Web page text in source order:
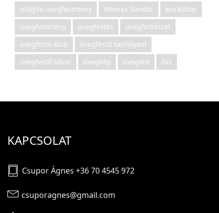
világító üvegfestmény
Weöres Sándor
workshop
üvegfestmény
üvegfestés
üvegfestészet
üvegfestő klub
üvegfestő tanfolyam
üvegfestő tábor
üvegkép üvegóra ősz
KAPCSOLAT
Csupor Ágnes +36 70 4545 972
csuporagnes@gmail.com